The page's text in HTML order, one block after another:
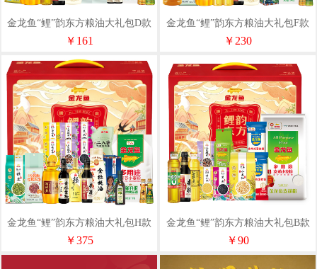
金龙鱼“鲤”韵东方粮油大礼包D款
￥161
金龙鱼“鲤”韵东方粮油大礼包F款
￥230
金龙鱼“鲤”韵东方粮油大礼包H款
￥375
金龙鱼“鲤”韵东方粮油大礼包B款
￥90